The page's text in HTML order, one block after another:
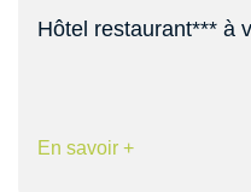
Hôtel restaurant*** à
En savoir +